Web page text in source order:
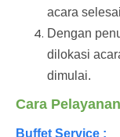
acara
Dengan
dilokasi
dimulai.
Cara
Buffet Service :